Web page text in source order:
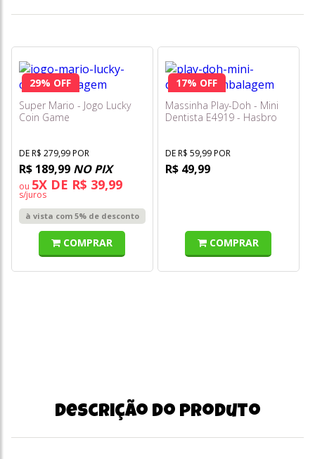
29% OFF
Super Mario - Jogo Lucky
Coin Game
DE R$ 279,99 POR
R$ 189,99 NO PIX
ou 5X DE R$ 39,99
s/juros
à vista com 5% de desconto
COMPRAR
17% OFF
Massinha Play-Doh - Mini
Dentista E4919 - Hasbro
DE R$ 59,99 POR
R$ 49,99
COMPRAR
Descrição do produto